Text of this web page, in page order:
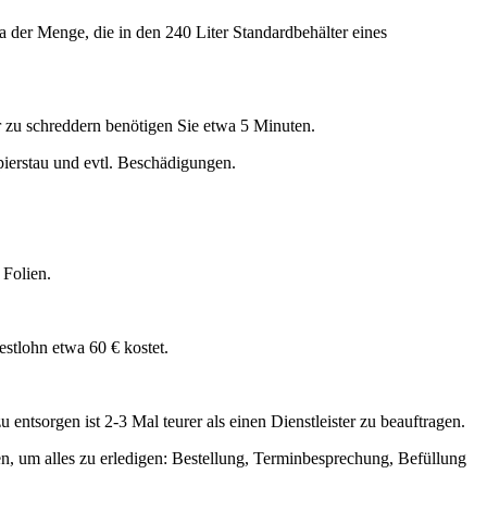
Menge, die in den 240 Liter Standardbehälter eines
schreddern benötigen Sie etwa 5 Minuten.
und evtl. Beschädigungen.
etwa 60 € kostet.
ist 2-3 Mal teurer als einen Dienstleister zu beauftragen.
um alles zu erledigen: Bestellung, Terminbesprechung, Befüllung